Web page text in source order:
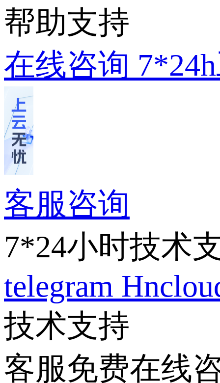
帮助支持
在线咨询
客服咨询
7*24小时技术
telegram
技术支持
客服免费在线